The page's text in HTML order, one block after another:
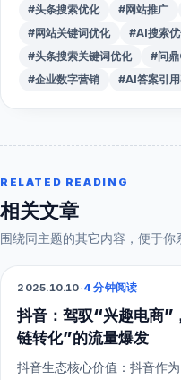
#头条搜索优化
#网站推广
#网站关键词优化
#AI搜索
#头条搜索关键词优化
#问
#企业数字营销
#AI答案引
RELATED READING
相关文章
围绕同主题的其它内容，便于你
抖音短视频
2025.10.10·4 分钟阅读
抖音：驾驭“兴趣电商”
链转化”的流量爆发
抖音生态核心价值：抖音作